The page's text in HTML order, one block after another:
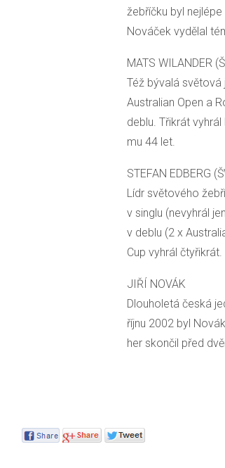
žebříčku byl
Nováček vydělal
MATS WILANDER
Též bývalá světová
Australian Open a
deblu. Třikrát
mu 44 let.
STEFAN EDBERG
Lídr světového
v singlu (nevyhrál
v deblu (2 x
Cup vyhrál
JIŘÍ NOVÁK
Dlouholetá česká
říjnu 2002 byl
her skončil před